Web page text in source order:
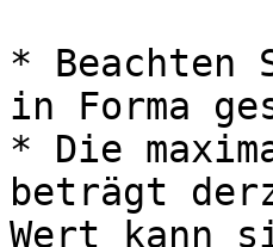
* Beachten
in Forma
* Die
beträgt
Wert kann